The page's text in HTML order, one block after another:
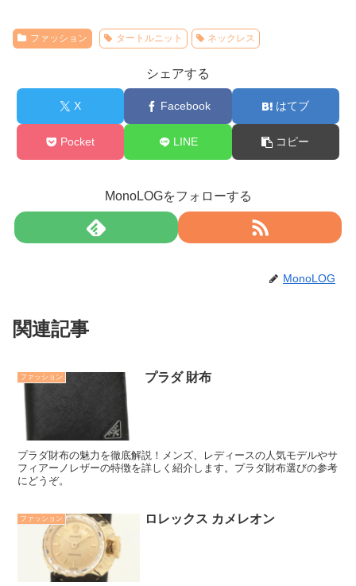
ファッション タートルニット ネックレス
シェアする
X Facebook はてブ
Pocket LINE コピー
MonoLOGをフォローする
MonoLOG
関連記事
ファッション プラダ 財布
プラダ財布の魅力を徹底解説！メンズ、レディースの人気モデルやサ
フィアーノレザーの特徴を詳しく紹介します。プラダ財布選びの参考
にどうぞ。
ファッション ロレックス カメレオン